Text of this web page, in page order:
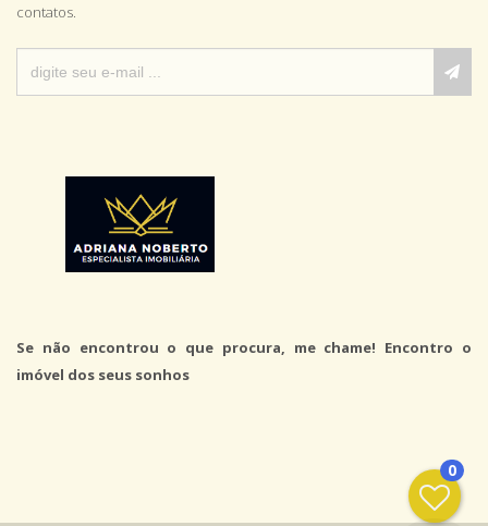
contatos.
Se não encontrou o que procura, me chame! Encontro o
imóvel dos seus sonhos
0